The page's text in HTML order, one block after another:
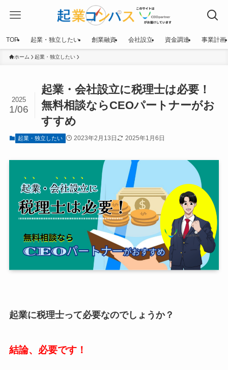
TOP 起業・独立したい 創業融資 会社設立 資金調達 事業計画
ホーム 起業・独立したい
起業・会社設立に税理士は必要！
無料相談ならCEOパートナーがお
すすめ
2025
1/06
起業・独立したい 2023年2月13日 2025年1月6日
起業に税理士って必要なのでしょうか？
結論、必要です！